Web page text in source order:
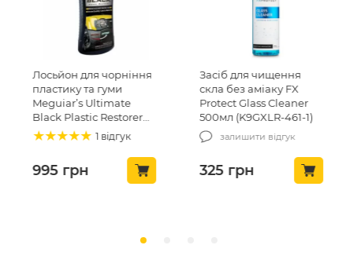
Лосьйон для чорніння
пластику та гуми
Meguiar’s Ultimate
Black Plastic Restorer
Lotion 355 мл (G15812EU)
1 відгук
995грн
Засіб для чищення
скла без аміаку FX
Protect Glass Cleaner
500мл (K9GXLR-461-1)
залишити відгук
325грн